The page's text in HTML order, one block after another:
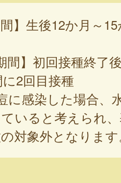
間】生後12か月～
間】初回接種終了
2回目接種
に感染した場合、
いると考えられ
対象外となりま